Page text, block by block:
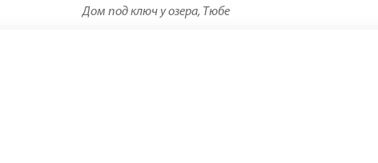
Дом под ключ у озера, Тюбе